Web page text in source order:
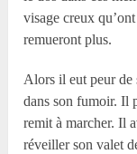
visage creux
remueront plus.
Alors il eut peur de
dans son fumoir. Il
remit à marcher. Il
réveiller son valet